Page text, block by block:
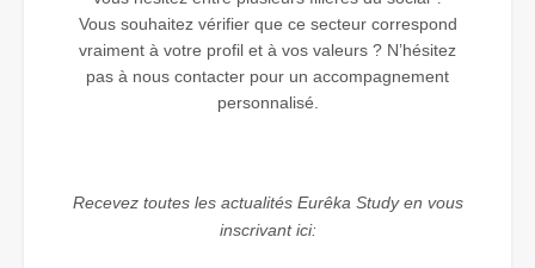
Vous souhaitez vérifier que ce secteur correspond
vraiment à votre profil et à vos valeurs ? N’hésitez
pas à nous contacter pour un accompagnement
personnalisé.
Recevez toutes les actualités Eurêka Study en vous
inscrivant ici: